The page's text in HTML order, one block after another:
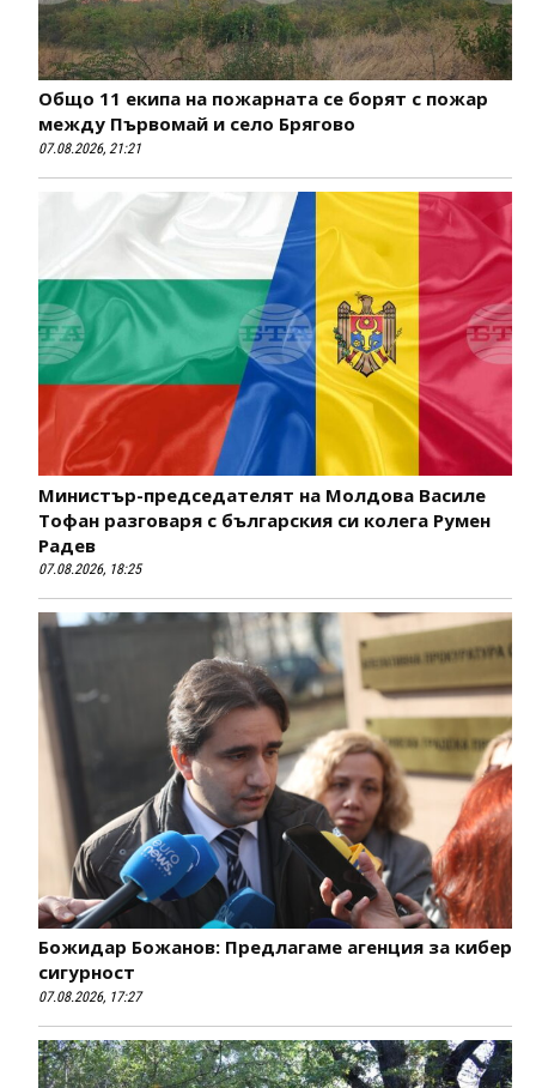
Общо 11 екипа на пожарната се борят с пожар
между Първомай и село Брягово
07.08.2026, 21:21
Министър-председателят на Молдова Василе
Тофан разговаря с българския си колега Румен
Радев
07.08.2026, 18:25
Божидар Божанов: Предлагаме агенция за кибер
сигурност
07.08.2026, 17:27